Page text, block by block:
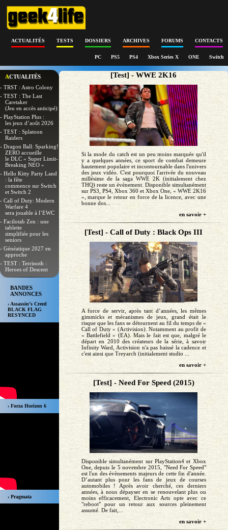
ACTUALITÉS TESTS DOSSIERS ARCHIVES FORUMS CONTACTS
PC PS5 PS4 Xbox Series X ONE Switch
ACTUALITÉS
- TRST : Astro Colony
- TEST : The Last
Caretaker
(Jeu en accès anticipé)
- PlayStation Plus :
les jeux d’août 2026
- TEST : Splatoon
Raiders
- Dragon Ball: Sparking!
ZERO accueille
le DLC « Super Limit-
Breaking NEO »
- Hello Kitty Party Land
: la fête
commence sur Switch
et Switch 2
- Call of Duty: Modern
Warfare 4
sera jouable à l’EWC
- Facilotab Zen : une
tablette
simplifiée pour les
seniors
- Généatique 2027 en
approche
- TEST : Terrinoth :
Heroes of Descent
BANDES
ANNONCES
› Assassin’s Creed
BLACK FLAG
RESYNCED
› Forza Horizon 6
› Pragmata
[Test] - WWE 2K16
Si la mode du catch est un peu moins marquée qu'il
y a quelques années, ce sport de combat demeure
hautement populaire et incontournable dans l'univers
des jeux vidéo. C'est pourquoi l'arrivée du nouveau
millésime de la saga WWE 2K (initialement chez
THQ) reste un évènement. Disponible simultanément
sur PS3, PS4, Xbox 360 et Xbox One, « WWE 2K16
», marque le retour en force de la licence, avec une
bonne dos...
en savoir +
[Test] - Call of Duty : Black Ops III
A force de servir, après tant d’années, les mêmes
gimmicks et mécanismes de jeux, grand était le
risque que les fans se détournent au fil du temps de «
Call of Duty » (Activision). Notamment au profit de
« Battlefield » (EA). Mais le fait est que, malgré le
départ en 2010 des créateurs de la série, à savoir
Infinity Ward, Activision n'a pas baissé la cadence et
c'est ainsi que Treyarch (initialement studio ...
en savoir +
[Test] - Need For Speed (2015)
Disponible simultanément sur PlayStation4 et Xbox
One, depuis le 5 novembre 2015, "Need For Speed"
est l'un des évènements majeurs de cette fin d'année.
D’autant plus pour les fans de jeux de courses
automobiles ! Après avoir cherché, ces derniers
années, à nous dépayser en se renouvelant plus ou
moins efficacement, Electronic Arts opte avec ce
"reboot" pour un retour aux sources pleinement
assumé. De fait,...
en savoir +